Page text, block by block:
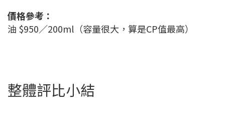
價格參考：
油 $950／200ml（容量很大，算是CP值最高）
整體評比小結